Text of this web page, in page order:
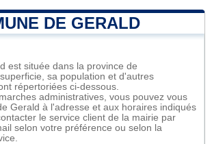
DE GERALD
est située dans la province de
sa population et d'autres
répertoriées ci-dessous.
administratives, vous pouvez vous
Gerald à l'adresse et aux horaires indiqués
le service client de la mairie par
selon votre préférence ou selon la